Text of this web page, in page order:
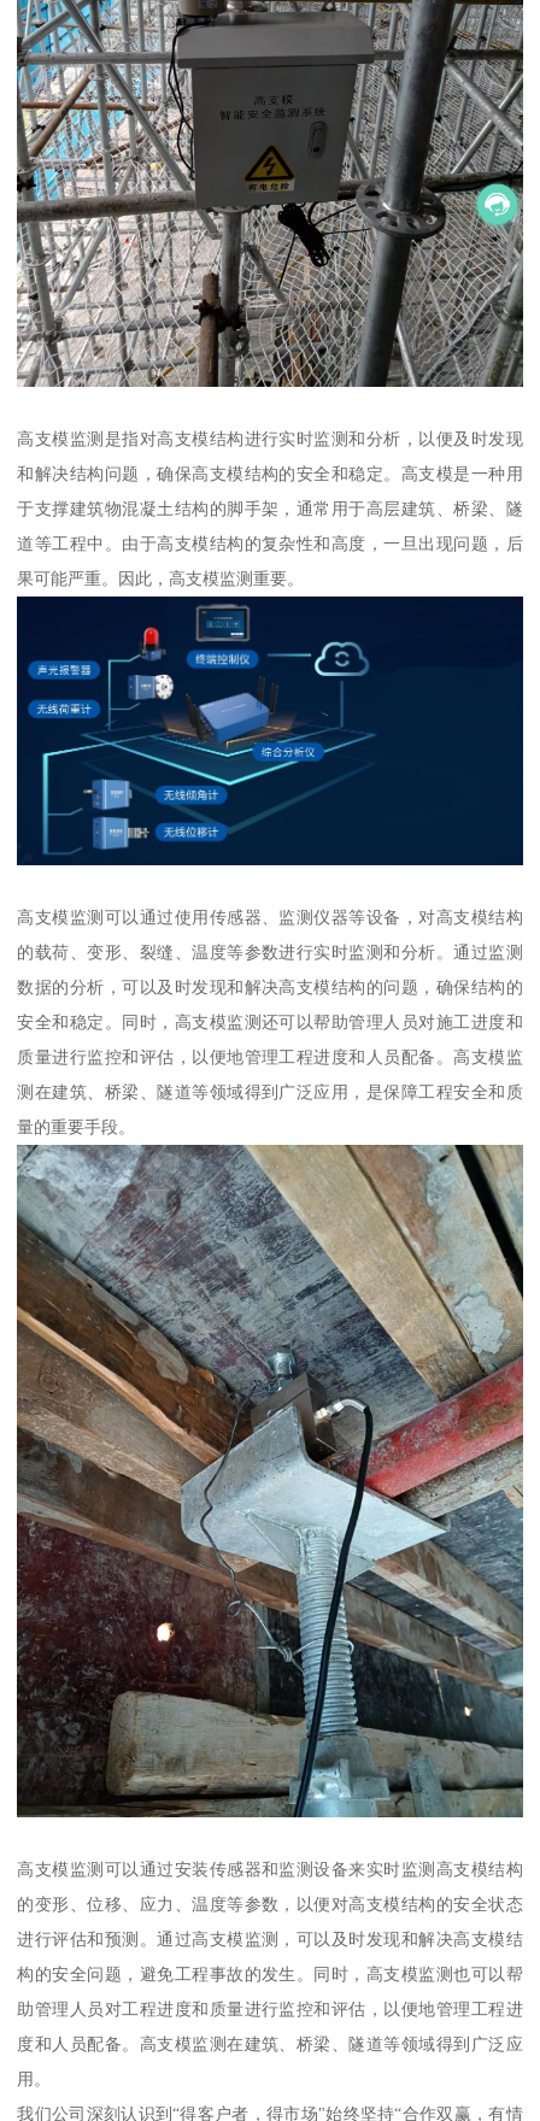
高支模监测是指对高支模结构进行实时监测和分析，以便及时发现
和解决结构问题，确保高支模结构的安全和稳定。高支模是一种用
于支撑建筑物混凝土结构的脚手架，通常用于高层建筑、桥梁、隧
道等工程中。由于高支模结构的复杂性和高度，一旦出现问题，后
果可能严重。因此，高支模监测重要。
高支模监测可以通过使用传感器、监测仪器等设备，对高支模结构
的载荷、变形、裂缝、温度等参数进行实时监测和分析。通过监测
数据的分析，可以及时发现和解决高支模结构的问题，确保结构的
安全和稳定。同时，高支模监测还可以帮助管理人员对施工进度和
质量进行监控和评估，以便地管理工程进度和人员配备。高支模监
测在建筑、桥梁、隧道等领域得到广泛应用，是保障工程安全和质
量的重要手段。
高支模监测可以通过安装传感器和监测设备来实时监测高支模结构
的变形、位移、应力、温度等参数，以便对高支模结构的安全状态
进行评估和预测。通过高支模监测，可以及时发现和解决高支模结
构的安全问题，避免工程事故的发生。同时，高支模监测也可以帮
助管理人员对工程进度和质量进行监控和评估，以便地管理工程进
度和人员配备。高支模监测在建筑、桥梁、隧道等领域得到广泛应
用。
我们公司深刻认识到“得客户者，得市场"始终坚持“合作双赢，有情